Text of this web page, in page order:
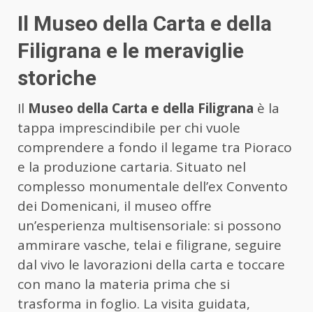
Il Museo della Carta e della
Filigrana e le meraviglie
storiche
Il Museo della Carta e della Filigrana è la
tappa imprescindibile per chi vuole
comprendere a fondo il legame tra Pioraco
e la produzione cartaria. Situato nel
complesso monumentale dell’ex Convento
dei Domenicani, il museo offre
un’esperienza multisensoriale: si possono
ammirare vasche, telai e filigrane, seguire
dal vivo le lavorazioni della carta e toccare
con mano la materia prima che si
trasforma in foglio. La visita guidata,